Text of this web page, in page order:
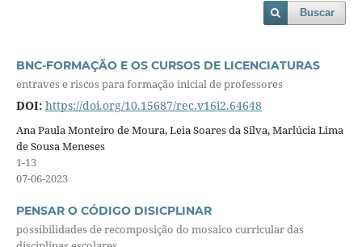
Buscar
BNC-FORMAÇÃO E OS CURSOS DE LICENCIATURAS
entraves e riscos para formação inicial de professores
DOI: https://doi.org/10.15687/rec.v16i2.64648
Ana Paula Monteiro de Moura, Leia Soares da Silva, Marlúcia Lima
de Sousa Meneses
1-13
07-06-2023
PENSAR O CÓDIGO DISICPLINAR
possibilidades de recomposição do mosaico curricular das